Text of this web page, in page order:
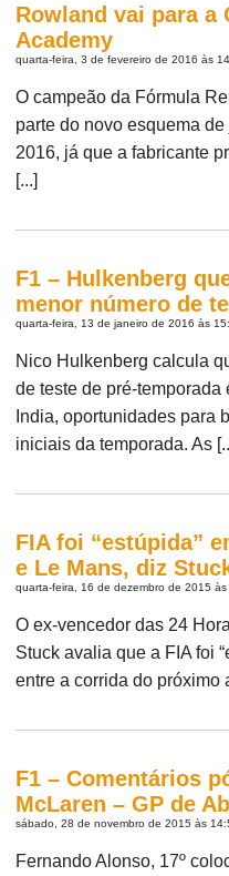
Rowland vai para a
Academy
quarta-feira, 3 de fevereiro de 2016 às
O campeão da Fórmula
parte do novo esquema
2016, já que a fabricante
[...]
F1 – Hulkenberg
menor número de
quarta-feira, 13 de janeiro de 2016 às
Nico Hulkenberg calcula
de teste de pré-
India, oportunidades para
iniciais da temporada. As
FIA foi “estúpida”
e Le Mans, diz
quarta-feira, 16 de dezembro de 2015 às
O ex-vencedor das 24
Stuck avalia que a FIA foi
entre a corrida do próximo
F1 – Comentários
McLaren – GP de
sábado, 28 de novembro de 2015 às
Fernando Alonso, 17º